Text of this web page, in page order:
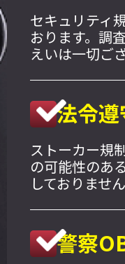
セキュリティ
おります。調
えいは一切ご
法令遵
ストーカー規
の可能性のあ
しておりません
警察